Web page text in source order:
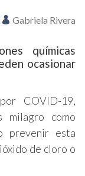
Gabriela Rivera
químicas
ocasionar
COVID-19,
milagro como
prevenir esta
de cloro o